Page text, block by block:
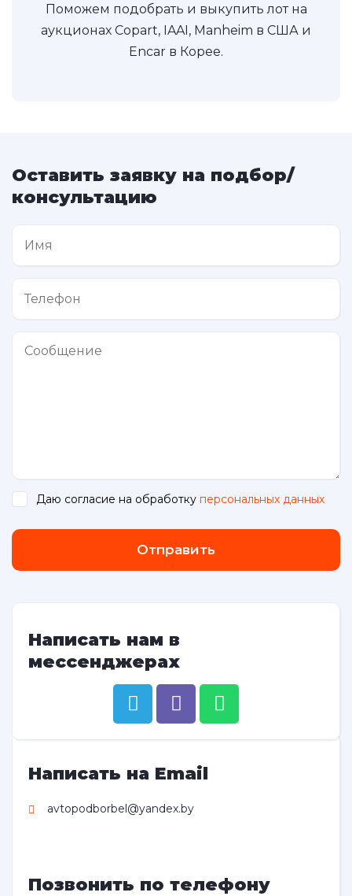
Поможем подобрать и выкупить лот на
аукционах Copart, IAAI, Manheim в США и
Encar в Корее.
Оставить заявку на подбор/
консультацию
Даю согласие на обработку персональных данных
Отправить
Написать нам в
мессенджерах
Написать на Email
avtopodborbel@yandex.by
Позвонить по телефону